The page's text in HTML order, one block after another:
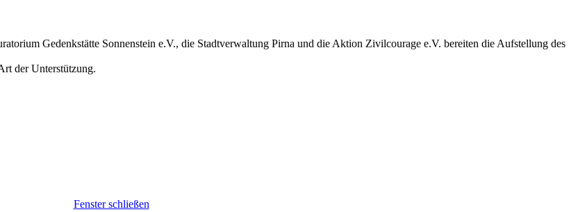
Gedenkstätte Sonnenstein e.V., die Stadtverwaltung Pirna und die Aktion Zivilcourage e.V. bereiten die Aufstellung des
der Unterstützung.
Fenster schließen